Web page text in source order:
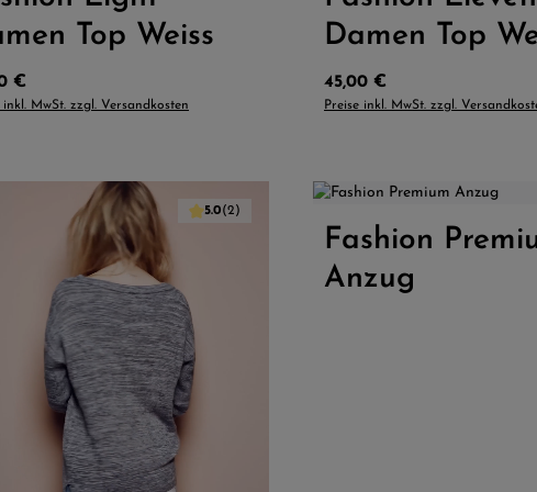
Top Weiss
Preis:
€
inkl. MwSt. zzgl. Versandkosten
Damen Top
Regulärer Preis:
45,00 €
Preise inkl. MwSt. zzgl.
Wert ein oder benutze die
5.0(2)
Produkt Anzahl:
Fashion
Anzug